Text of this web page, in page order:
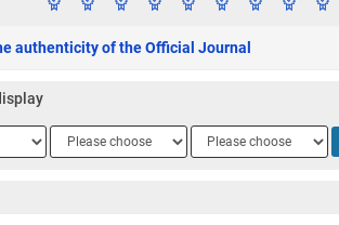
authenticity of the Official Journal
Language
2
Language
3